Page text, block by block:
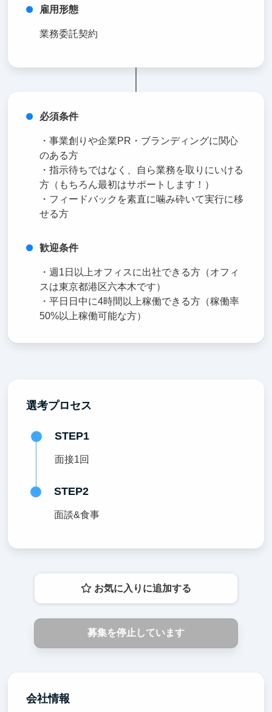
雇用形態
業務委託契約
必須条件
・事業創りや企業PR・ブランディングに関心
のある方
・指示待ちではなく、自ら業務を取りにいける
方（もちろん最初はサポートします！）
・フィードバックを素直に噛み砕いて実行に移
せる方
歓迎条件
・週1日以上オフィスに出社できる方（オフィ
スは東京都港区六本木です）
・平日日中に4時間以上稼働できる方（稼働率
50%以上稼働可能な方）
選考プロセス
STEP1
面接1回
STEP2
面談&食事
お気に入りに追加する
募集を停止しています
会社情報